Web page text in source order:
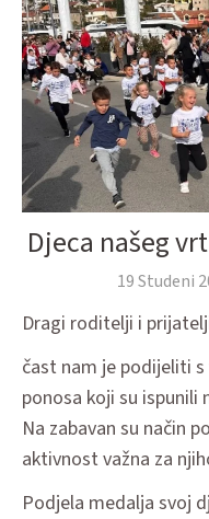
Djeca našeg
19 Studeni
Dragi roditelji i
čast nam je podijeliti
ponosa koji su
Na zabavan su način
aktivnost važna za
Podjela medalja svoj